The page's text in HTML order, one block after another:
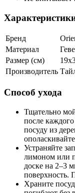
Бренд
Материал
Размер (см)
Производитель
Способ ухода
Тщательно
после
посуду из
Устраняйте
лимоном или
доске на 2–3
поверхность.
Храните